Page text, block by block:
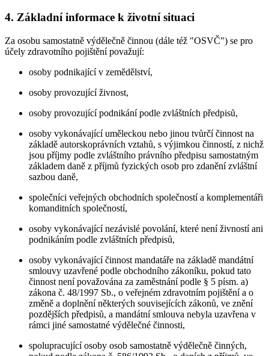
4. Základní informace k životní situaci
Za osobu samostatně výdělečně činnou (dále též "OSVČ") se pro
účely zdravotního pojištění považují:
osoby podnikající v zemědělství,
osoby provozující živnost,
osoby provozující podnikání podle zvláštních předpisů,
osoby vykonávající uměleckou nebo jinou tvůrčí činnost na
základě autorskoprávních vztahů, s výjimkou činností, z nichž
jsou příjmy podle zvláštního právního předpisu samostatným
základem daně z příjmů fyzických osob pro zdanění zvláštní
sazbou daně,
společníci veřejných obchodních společností a komplementáři
komanditních společností,
osoby vykonávající nezávislé povolání, které není živností ani
podnikáním podle zvláštních předpisů,
osoby vykonávající činnost mandatáře na základě mandátní
smlouvy uzavřené podle obchodního zákoníku, pokud tato
činnost není považována za zaměstnání podle § 5 písm. a)
zákona č. 48/1997 Sb., o veřejném zdravotním pojištění a o
změně a doplnění některých souvisejících zákonů, ve znění
pozdějších předpisů, a mandátní smlouva nebyla uzavřena v
rámci jiné samostatné výdělečné činnosti,
spolupracující osoby osob samostatně výdělečně činných,